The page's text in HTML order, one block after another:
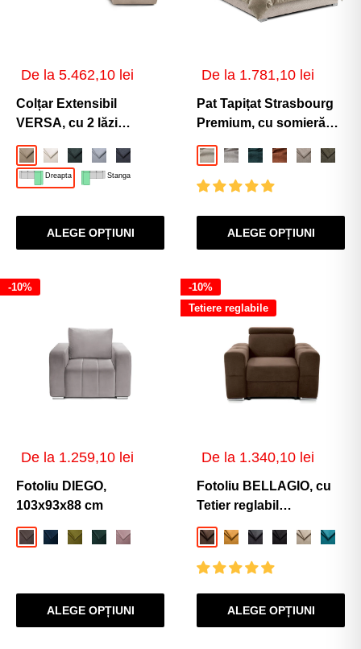
Preț
vânzare
De la 5.462,10 lei
Colțar Extensibil
VERSA, cu 2 lăzi
depozitare, șezlong
interschimbabil,
357x190x87 cm
Dreapta Stanga
Bej-LoftCrem-LoftVerde-Inchis-Loft
Gri-Deschis-Loft
Gri-Grafit-Loft
ALEGE OPȚIUNI
Preț
vânzare
De la 1.781,10 lei
Pat Tapițat Strasbourg
Premium, cu somieră
rabatabilă și ladă
depozitare
Crem-Anthology
Gri-Argintiu-Anthology
Turcoaz-Anthology
Caramiziu-
Bej-Eden
ALEGE OPȚIUNI
-10%
Preț
vânzare
De la 1.259,10 lei
Fotoliu DIEGO,
103x93x88 cm
Gri-Velluto
Albastru-Velluto
Verde-Olive-Velluto
Verde-Padure-Velluto
Roz-Velluto
ALEGE OPȚIUNI
-10%
Tetiere reglabile
Preț
vânzare
De la 1.340,10 lei
Fotoliu BELLAGIO, cu
Tetier reglabil
105x96x86 cm
Maro-Enjoy
Mango-Enjoy
Gri-Inchis-Enjoy
Negru-Enjoy
Bej-Enjoy
ALEGE OPȚIUNI